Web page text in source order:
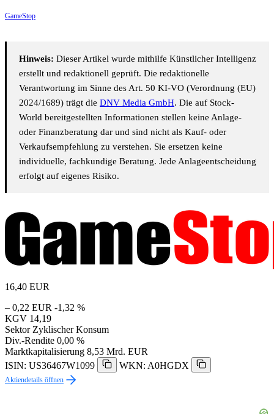
GameStop
Hinweis: Dieser Artikel wurde mithilfe Künstlicher Intelligenz
erstellt und redaktionell geprüft. Die redaktionelle
Verantwortung im Sinne des Art. 50 KI-VO (Verordnung (EU)
2024/1689) trägt die DNV Media GmbH. Die auf Stock-
World bereitgestellten Informationen stellen keine Anlage-
oder Finanzberatung dar und sind nicht als Kauf- oder
Verkaufsempfehlung zu verstehen. Sie ersetzen keine
individuelle, fachkundige Beratung. Jede Anlageentscheidung
erfolgt auf eigenes Risiko.
16,40 EUR
– 0,22 EUR -1,32 %
KGV 14,19
Sektor Zyklischer Konsum
Div.-Rendite 0,00 %
Marktkapitalisierung 8,53 Mrd. EUR
ISIN: US36467W1099
WKN: A0HGDX
Aktiendetails öffnen